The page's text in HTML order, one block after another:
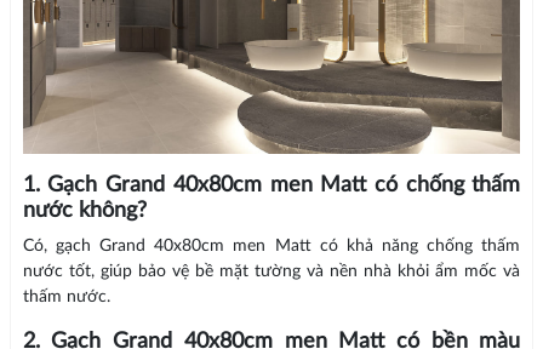
1. Gạch Grand 40x80cm men Matt có chống thấm
nước không?
Có, gạch Grand 40x80cm men Matt có khả năng chống thấm
nước tốt, giúp bảo vệ bề mặt tường và nền nhà khỏi ẩm mốc và
thấm nước.
2. Gạch Grand 40x80cm men Matt có bền màu